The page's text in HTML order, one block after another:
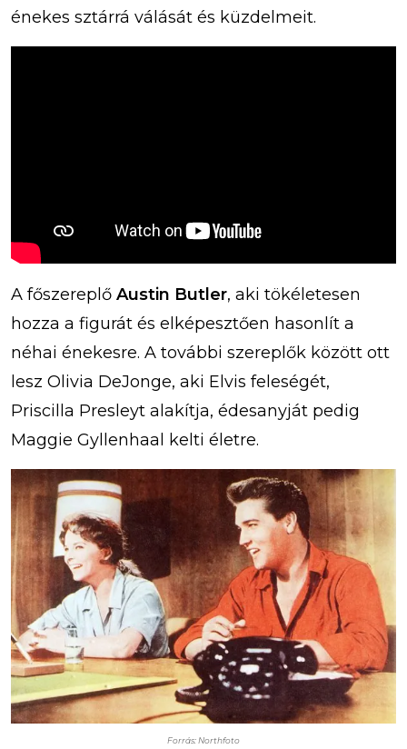
énekes sztárrá válását és küzdelmeit.
A főszereplő Austin Butler, aki tökéletesen
hozza a figurát és elképesztően hasonlít a
néhai énekesre. A további szereplők között ott
lesz Olivia DeJonge, aki Elvis feleségét,
Priscilla Presleyt alakítja, édesanyját pedig
Maggie Gyllenhaal kelti életre.
Forrás: Northfoto